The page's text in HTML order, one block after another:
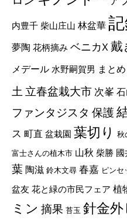
内豊千 柴山庄山 林盆華
夢陶 花柄摘み ベニカX戴
メデール 水野嗣賀男 まとめ
土 立春盆栽大市 次峯
ファンタジスタ 保護
ス 町直 盆栽園 葉切り 秋
富士さんの植木市 山秋 柴勝 國
葉 陶滋 鈴木文尋 春嘉 ピンセ
盆友 花と緑の市民フェア 植
ミン 摘果 苔玉 針金外